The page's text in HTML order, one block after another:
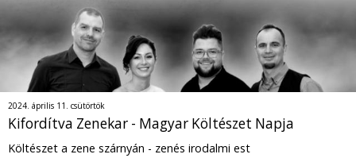
2024. április 11. csütörtök
Kifordítva Zenekar - Magyar Költészet Napja
Költészet a zene szárnyán - zenés irodalmi est